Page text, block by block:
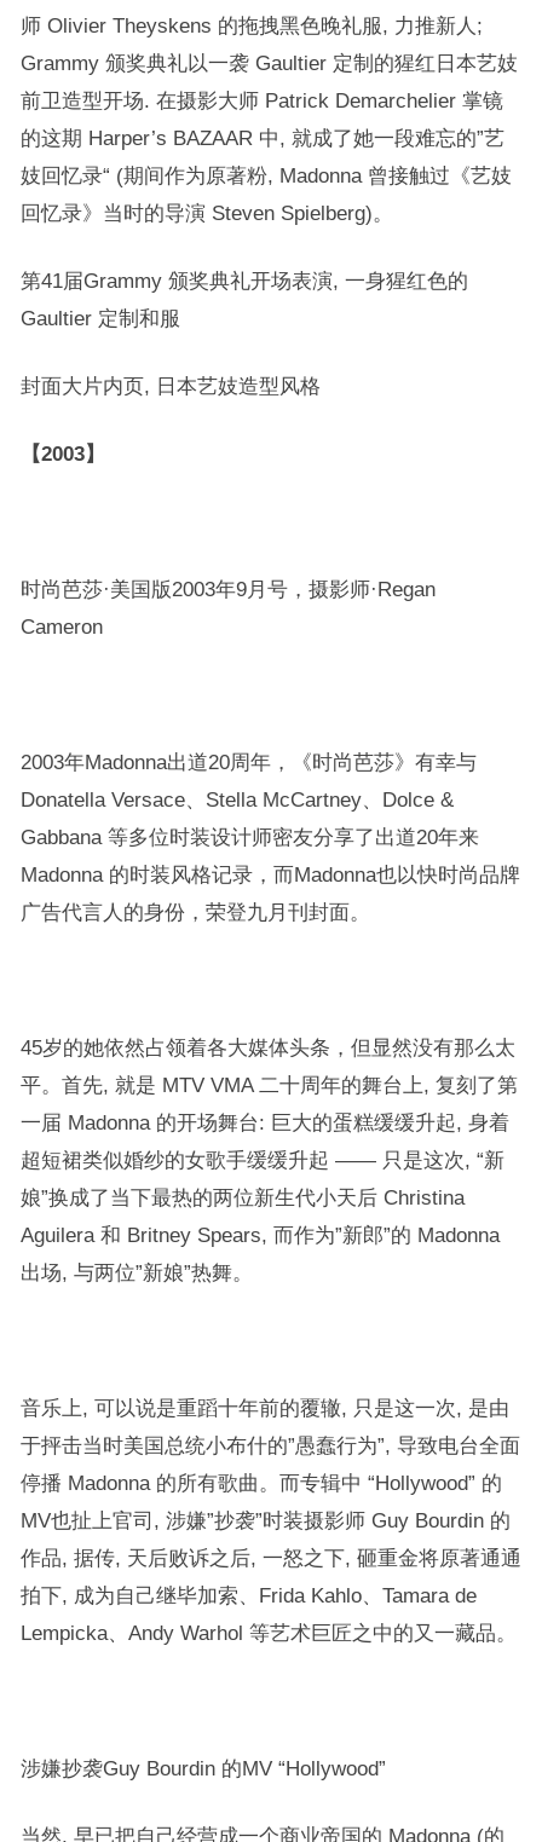
师 Olivier Theyskens 的拖拽黑色晚礼服, 力推新人;
Grammy 颁奖典礼以一袭 Gaultier 定制的猩红日本艺妓
前卫造型开场. 在摄影大师 Patrick Demarchelier 掌镜
的这期 Harper’s BAZAAR 中, 就成了她一段难忘的”艺
妓回忆录“ (期间作为原著粉, Madonna 曾接触过《艺妓
回忆录》当时的导演 Steven Spielberg)。
第41届Grammy 颁奖典礼开场表演, 一身猩红色的
Gaultier 定制和服
封面大片内页, 日本艺妓造型风格
【2003】
时尚芭莎·美国版2003年9月号，摄影师·Regan
Cameron
2003年Madonna出道20周年，
《时尚芭莎》有幸与
Donatella Versace、Stella McCartney、Dolce &
Gabbana 等多位时装设计师密友分享了出道20年来
Madonna 的时装风格记录，而Madonna也以快时尚品牌
广告代言人的身份，荣登九月刊封面。
45岁的她依然占领着各大媒体头条，但 显然没有那么太
平。首先, 就是 MTV VMA 二十周年的舞台上, 复刻了第
一届 Madonna 的开场舞台: 巨大的蛋糕缓缓升起, 身着
超短裙类似婚纱的女歌手缓缓升起 —— 只是这次, “新
娘”换成了当下最热的两位新生代小天后 Christina
Aguilera 和 Britney Spears, 而作为”新郎”的 Madonna
出场, 与两位”新娘”热舞。
音乐上, 可以说是重蹈十年前的覆辙, 只是这一次, 是由
于抨击当时美国总统小布什的”愚蠢行为”, 导致电台全面
停播 Madonna 的所有歌曲。而专辑中 “Hollywood” 的
MV也扯上官司, 涉嫌”抄袭”时装摄影师 Guy Bourdin 的
作品, 据传, 天后败诉之后, 一怒之下, 砸重金将原著通通
拍下, 成为自己继毕加索、Frida Kahlo、Tamara de
Lempicka、Andy Warhol 等艺术巨匠之中的又一藏品。
涉嫌抄袭Guy Bourdin 的MV “Hollywood”
当然, 早已把自己经营成一个商业帝国的 Madonna (的